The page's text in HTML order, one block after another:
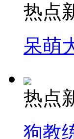
热点
呆萌
热点
狗教